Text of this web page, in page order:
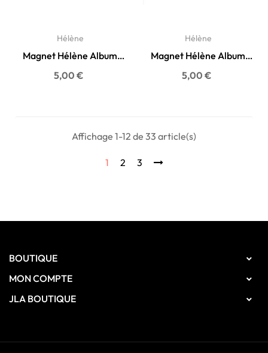
Hélène
Magnet Hélène Album
Best Of 2012
Prix
5,00 €
Hélène
Magnet Hélène Album
2012
Prix
5,00 €
Affichage 1-12 de 33 article(s)
1 2 3
BOUTIQUE 
MON COMPTE 
JLA BOUTIQUE 